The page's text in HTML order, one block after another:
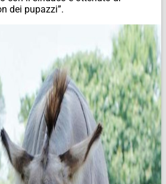
dei pupazzi”.